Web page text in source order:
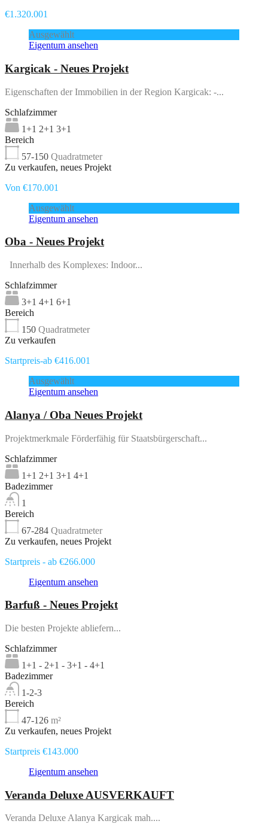
€1.320.001
Ausgewählt
Eigentum ansehen
Kargicak - Neues Projekt
Eigenschaften der Immobilien in der Region Kargicak: -...
Schlafzimmer
1+1 2+1 3+1
Bereich
57-150 Quadratmeter
Zu verkaufen, neues Projekt
Von €170.001
Ausgewählt
Eigentum ansehen
Oba - Neues Projekt
Innerhalb des Komplexes: Indoor...
Schlafzimmer
3+1 4+1 6+1
Bereich
150 Quadratmeter
Zu verkaufen
Startpreis-ab €416.001
Ausgewählt
Eigentum ansehen
Alanya / Oba Neues Projekt
Projektmerkmale Förderfähig für Staatsbürgerschaft...
Schlafzimmer
1+1 2+1 3+1 4+1
Badezimmer
1
Bereich
67-284 Quadratmeter
Zu verkaufen, neues Projekt
Startpreis - ab €266.000
Eigentum ansehen
Barfuß - Neues Projekt
Die besten Projekte abliefern...
Schlafzimmer
1+1 - 2+1 - 3+1 - 4+1
Badezimmer
1-2-3
Bereich
47-126 m²
Zu verkaufen, neues Projekt
Startpreis €143.000
Eigentum ansehen
Veranda Deluxe AUSVERKAUFT
Veranda Deluxe Alanya Kargicak mah....